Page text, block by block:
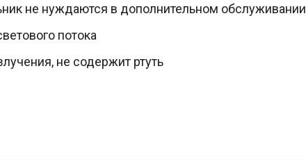
не нуждаются в дополнительном обслуживании
потока
не содержит ртуть